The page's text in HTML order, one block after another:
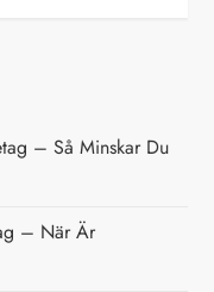
– Så Minskar Du
– När Är